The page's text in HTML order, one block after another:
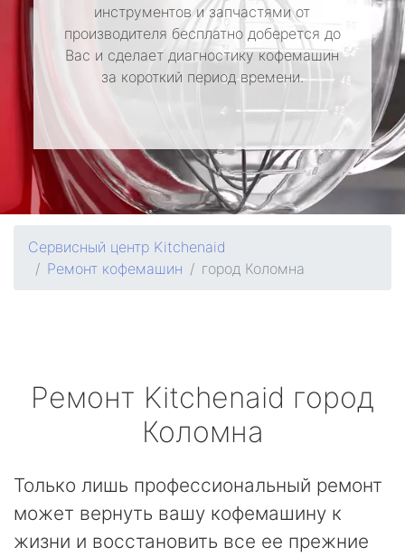
инструментов и запчастями от
производителя бесплатно доберется до
Вас и сделает диагностику кофемашин
за короткий период времени.
Сервисный центр Kitchenaid
Ремонт кофемашин
город Коломна
Ремонт Kitchenaid город
Коломна
Только лишь профессиональный ремонт
может вернуть вашу кофемашину к
жизни и восстановить все ее прежние